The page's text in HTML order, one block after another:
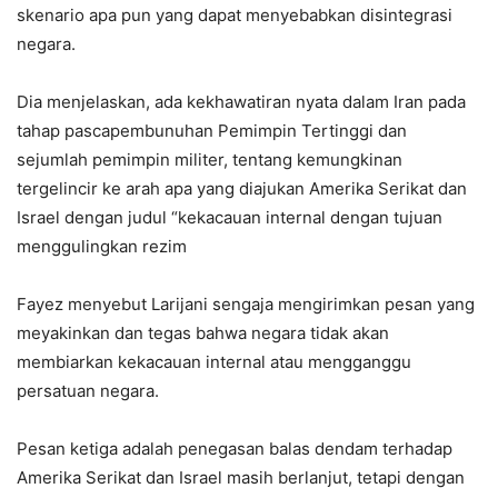
skenario apa pun yang dapat menyebabkan disintegrasi
negara.
Dia menjelaskan, ada kekhawatiran nyata dalam Iran pada
tahap pascapembunuhan Pemimpin Tertinggi dan
sejumlah pemimpin militer, tentang kemungkinan
tergelincir ke arah apa yang diajukan Amerika Serikat dan
Israel dengan judul “kekacauan internal dengan tujuan
menggulingkan rezim
Fayez menyebut Larijani sengaja mengirimkan pesan yang
meyakinkan dan tegas bahwa negara tidak akan
membiarkan kekacauan internal atau mengganggu
persatuan negara.
Pesan ketiga adalah penegasan balas dendam terhadap
Amerika Serikat dan Israel masih berlanjut, tetapi dengan